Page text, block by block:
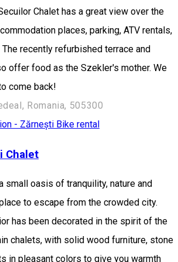
Chalet has a great view over the
places, parking, ATV rentals,
recently refurbished terrace and
offer food as the Szekler's mother. We
come back!
Romania, 505300
- Zărnești Bike rental
Chalet
small oasis of tranquility, nature and
to escape from the crowded city.
has been decorated in the spirit of the
chalets, with solid wood furniture, stone
in pleasant colors to give you warmth